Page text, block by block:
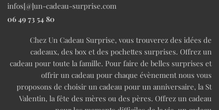
infos[@]un-cadeau-surprise.com
06 49 73 54 80
Chez Un Cadeau Surprise, vous trouverez des idées de
cadeaux, des box et des pochettes surprises. Offrez un
cadeau pour toute la famille. Pour faire de belles surprises et
offrir un cadeau pour chaque évènement nous vous
proposons de choisir un cadeau pour un anniversaire, la St
Valentin, la fête des mères ou des pères. Offrez un cadeau